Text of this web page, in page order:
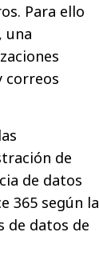
Para ello
, una
correos
de
de datos
365 según la
de datos de